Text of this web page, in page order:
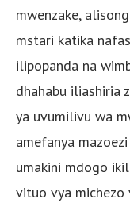
mwenzake,
mstari katika
ilipopanda na
dhahabu iliashiria
ya uvumilivu wa
amefanya
umakini mdogo
vituo vya michezo